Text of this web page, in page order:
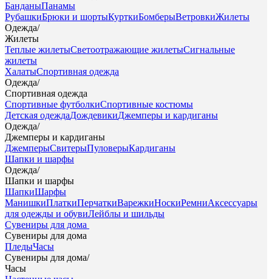
БанданыПанамы
РубашкиБрюки и шортыКурткиБомберыВетровкиЖилеты
Одежда/
Жилеты
Теплые жилетыСветоотражающие жилетыСигнальные
жилеты
ХалатыСпортивная одежда
Одежда/
Спортивная одежда
Спортивные футболкиСпортивные костюмы
Детская одеждаДождевикиДжемперы и кардиганы
Одежда/
Джемперы и кардиганы
ДжемперыСвитерыПуловерыКардиганы
Шапки и шарфы
Одежда/
Шапки и шарфы
ШапкиШарфы
МанишкиПлаткиПерчаткиВарежкиНоскиРемниАксессуары
для одежды и обувиЛейблы и шильды
Сувениры для дома
Сувениры для дома
ПледыЧасы
Сувениры для дома/
Часы